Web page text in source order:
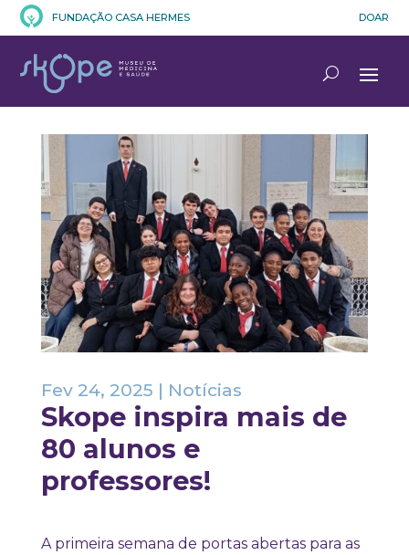
FUNDAÇÃO CASA HERMES DOAR
Skope inspira mais de
80 alunos e
professores!
Fev 24, 2025 | Notícias
A primeira semana de portas abertas para as